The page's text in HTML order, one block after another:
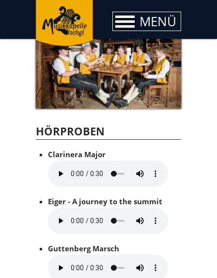
HÖRPROBEN
Clarinera Major
Eiger - A journey to the summit
Guttenberg Marsch
MENÜ